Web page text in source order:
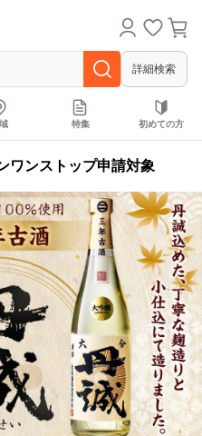
詳細検索
特集 初めての方
ワンストップ申請対象